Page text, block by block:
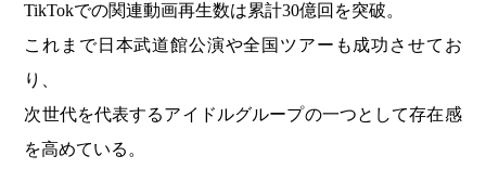
TikTokでの関連動画再生数は累計30億回を突破。
これまで日本武道館公演や全国ツアーも成功させてお
り、
次世代を代表するアイドルグループの一つとして存在感
を高めている。